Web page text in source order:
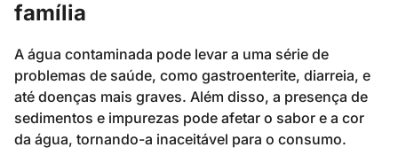
família
A água contaminada pode levar a uma série de
problemas de saúde, como gastroenterite, diarreia, e
até doenças mais graves. Além disso, a presença de
sedimentos e impurezas pode afetar o sabor e a cor
da água, tornando-a inaceitável para o consumo.